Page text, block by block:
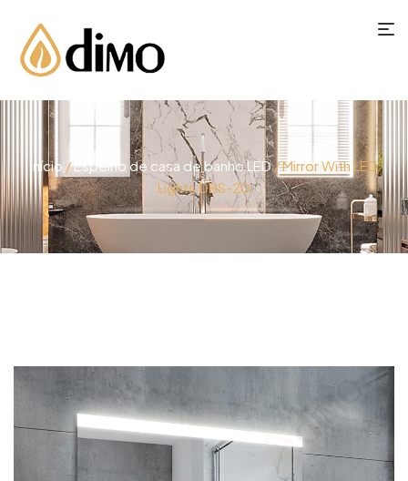
Início /Espelho de casa de banho LED/ Mirror With LED
Lights​ DBS-20